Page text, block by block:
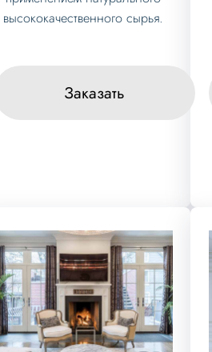
высококачественного сырья.
Заказать